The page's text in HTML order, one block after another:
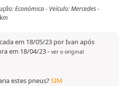
Económica - Veículo: Mercedes -
em 18/05/23 por Ivan após
em 18/04/23- ver o original
estes pneus?SIM